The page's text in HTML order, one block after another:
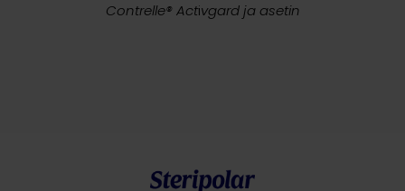
Contrelle® Activgard ja asetin